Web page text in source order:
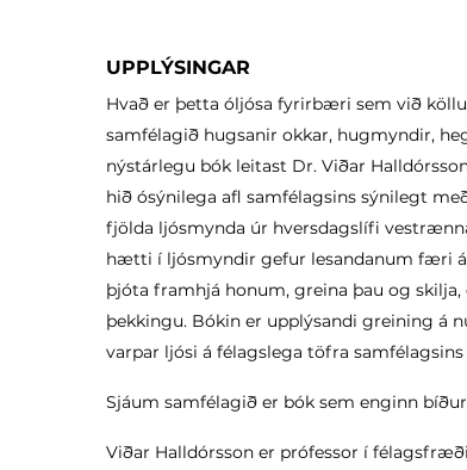
UPPLÝSINGAR
Hvað er þetta óljósa fyrirbæri sem við
samfélagið hugsanir okkar, hugmyndir,
nýstárlegu bók leitast Dr. Viðar
hið ósýnilega afl samfélagsins sýnilegt
fjölda ljósmynda úr hversdagslífi
hætti í ljósmyndir gefur lesandanum færi
þjóta framhjá honum, greina þau og
þekkingu. Bókin er upplýsandi greining á
varpar ljósi á félagslega töfra
Sjáum samfélagið er bók sem enginn
Viðar Halldórsson er prófessor í